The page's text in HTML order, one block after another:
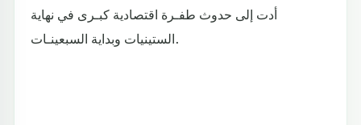
أدت إلى حدوث طفـرة اقتصادية كبـرى في نهاية
الستينيات وبداية السبعينـات.